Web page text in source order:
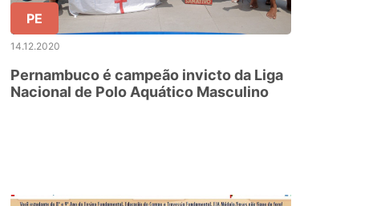
PE
14.12.2020
Pernambuco é campeão invicto da Liga
Nacional de Polo Aquático Masculino